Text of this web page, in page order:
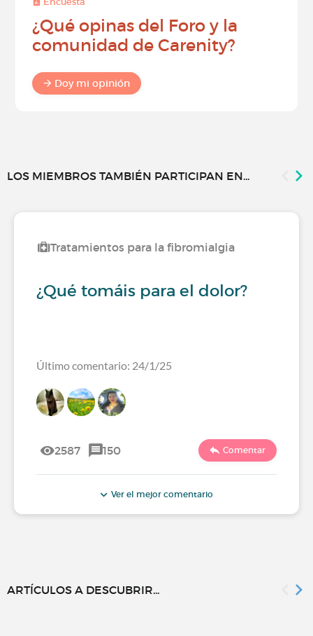
¿Qué opinas del Foro y la
comunidad de Carenity?
Doy mi opinión
LOS MIEMBROS TAMBIÉN PARTICIPAN EN...
Tratamientos para la fibromialgia
¿Qué tomáis para el dolor?
Último comentario: 24/1/25
2587 150 Comentar
Ver el mejor comentario
ARTÍCULOS A DESCUBRIR...